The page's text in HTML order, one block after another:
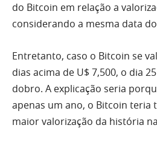
do Bitcoin em relação a
considerando a mesma data
Entretanto, caso o Bitcoin se
dias acima de U$ 7,500, o dia
dobro. A explicação seria
apenas um ano, o Bitcoin teria
maior valorização da história